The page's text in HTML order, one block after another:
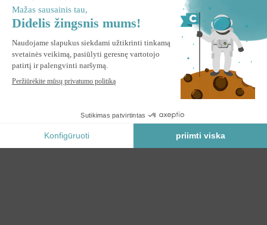
* Pirmenybinis rezervavimas
Saugus Mokėjimas